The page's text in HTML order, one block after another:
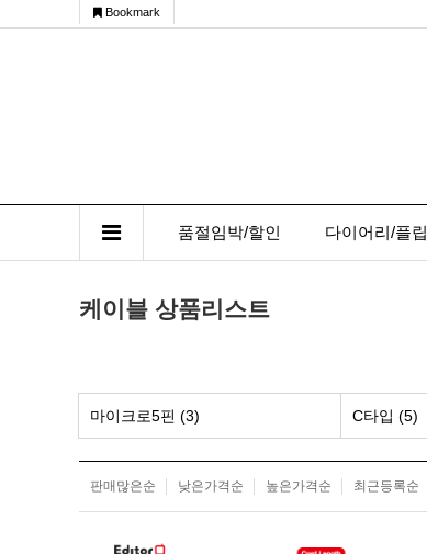
Bookmark
품절임박/할인 다이어리/플립
케이블 상품리스트
마이크로5핀 (3) C타입 (5)
판매많은순 낮은가격순 높은가격순 최근등록순